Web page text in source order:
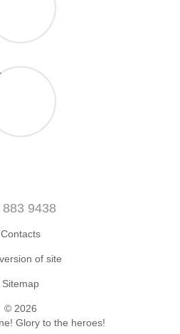
9438
Contacts
of site
Sitemap
© 2026
Glory to the heroes!